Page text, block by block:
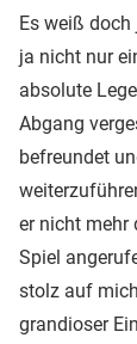
Es weiß
ja nicht nur
absolute
Abgang
befreundet
er nicht mehr
Spiel
stolz auf
grandioser